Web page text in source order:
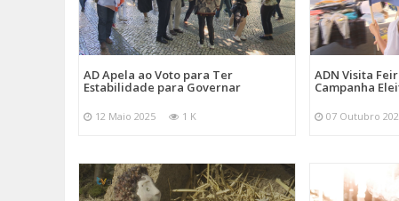
AD Apela ao Voto para Ter
Estabilidade para Governar
12 Maio 2025 1 K
ADN Visita
Campanha
07 Outubro